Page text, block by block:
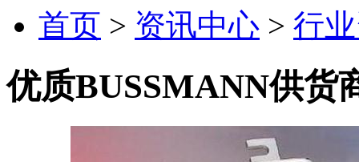
首页 > 资讯中心 > 行
优质BUSSMANN供货